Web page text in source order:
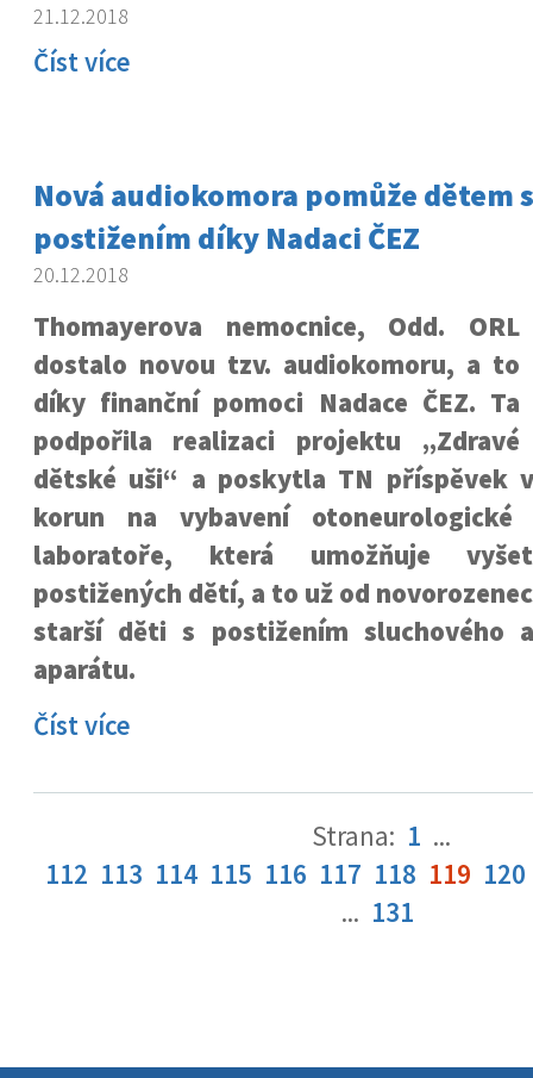
21.12.2018
Číst více
Nová audiokomora pomůže dětem
postižením díky Nadaci ČEZ
20.12.2018
Thomayerova nemocnice, Odd. ORL
dostalo novou tzv. audiokomoru, a to
díky finanční pomoci Nadace ČEZ. Ta
podpořila realizaci projektu „Zdravé
dětské uši“ a poskytla TN příspěvek
korun na vybavení otoneurologické
laboratoře, která umožňuje
postižených dětí, a to už od
starší děti s postižením sluchového
aparátu.
Číst více
Strana: 1 ...
112 113 114 115 116 117 118 119 120
... 131